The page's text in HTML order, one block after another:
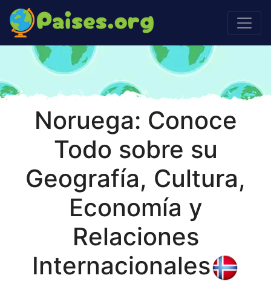
Noruega: Conoce
Todo sobre su
Geografía, Cultura,
Economía y
Relaciones
Internacionales